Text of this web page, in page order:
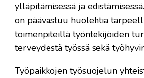
ylläpitämisessä ja
on päävastuu huolehtia
toimenpiteillä työntekijöiden
terveydestä työssä sekä
Työpaikkojen työsuojelun